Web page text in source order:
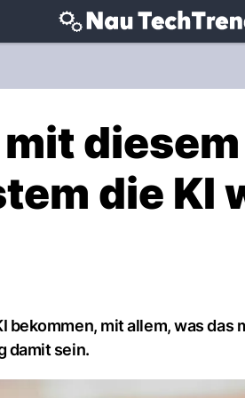
techtrends.NAU.ch
diesem
die KI
bekommen, mit allem, was das
damit sein.